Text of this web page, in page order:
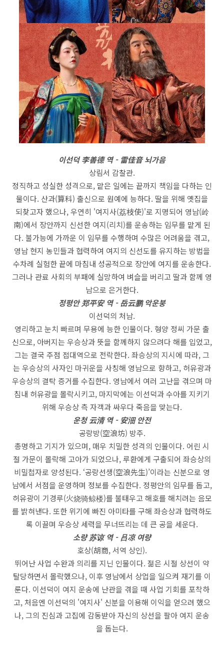
이선덕 李善德 역 - 雷佳音 뇌가음
상림서 감찰관.
정직하고 성실한 성격으로, 맡은 일에는 끝까지 책임을 다하는 인
물이다. 산과(算科) 출신으로 원예에 능하다. 딸을 위해 옛집을
되찾고자 했으나, 우연히 '여지사(荔枝使)'로 지명되어 영남(岭
南)에서 장안까지 신선한 여지(리치)를 운송하는 임무를 맡게 된
다. 불가능에 가까운 이 임무를 수행하며 수많은 어려움을 겪고,
영남 현지 농민들과 협력하여 여지의 신선도를 유지하는 방법을
수차례 실험한 끝에 마침내 성공적으로 장안에 여지를 운송한다.
그러나 관료 사회의 부패에 실망하여 벼슬을 버리고 딸과 함께 영
남으로 은거한다.
정평안 郑平安 역 - 岳云鹏 악운붕
이선덕의 처남.
영리하고 눈치 빠르며 무용에 능한 인물이다. 형양 정씨 가문 출
신으로, 아버지는 우승상과 뜻을 함께하지 않으려다 해를 입었고,
그는 결국 주점 접대역으로 전락한다. 좌승상의 지시에 따라, 그
는 우승상의 사자인 마귀운을 사칭해 영남으로 향하고, 허유광과
우승상의 결탁 증거를 수집한다. 영남에서 여러 고난을 겪으며 마
침내 허유광을 몰락시키고, 마지막에는 이선덕과 수아를 지키기
위해 우승상 측 자객과 싸우다 죽음을 맞는다.
운청 云清 역 - 安沺 안전
공랑방(空浪坊) 방주.
총명하고 기지가 있으며, 매우 치밀한 성격의 인물이다. 어린 시
절 가문이 몰락해 고아가 되었으나, 루환에게 구출되어 좌승상의
비밀첩자로 양성된다. ‘공랑선생(空浪先生)’이라는 신분으로 영
남에서 서점을 운영하며 정보를 수집한다. 정평안의 임무를 돕고,
허유광이 기경루(火烧骑鲸楼)를 불태우고 해호를 해치려는 음모
를 밝혀낸다. 또한 위기에 빠진 아미타를 구해 좌승상과 협력하도
록 이끌며 우승상 세력을 무너뜨리는 데 큰 공을 세운다.
소량 苏谅 역 - 吕凉 여량
호상(胡商, 서역 상인).
뛰어난 사업 수완과 의리를 지닌 인물이다. 젊은 시절 상선이 약
탈당하면서 몰락했으나, 이후 영남에서 상업을 일으켜 재기를 이
룬다. 이선덕이 여지 운송에 난관을 겪을 때 사업 기회를 포착하
고, 처음엔 이선덕의 '여지사' 신분을 이용해 이익을 얻으려 했으
나, 그의 진심과 고집에 감동받아 자신의 상선을 팔아 여지 운송
을 돕는다.